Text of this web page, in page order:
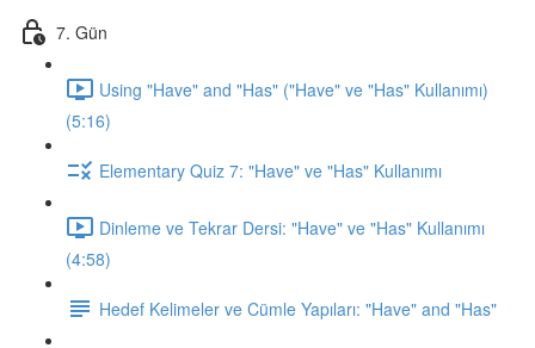
7. Gün
Using "Have" and "Has" ("Have" ve "Has" Kullanımı)
(5:16)
Elementary Quiz 7: "Have" ve "Has" Kullanımı
Dinleme ve Tekrar Dersi: "Have" ve "Has" Kullanımı
(4:58)
Hedef Kelimeler ve Cümle Yapıları: "Have" and "Has"